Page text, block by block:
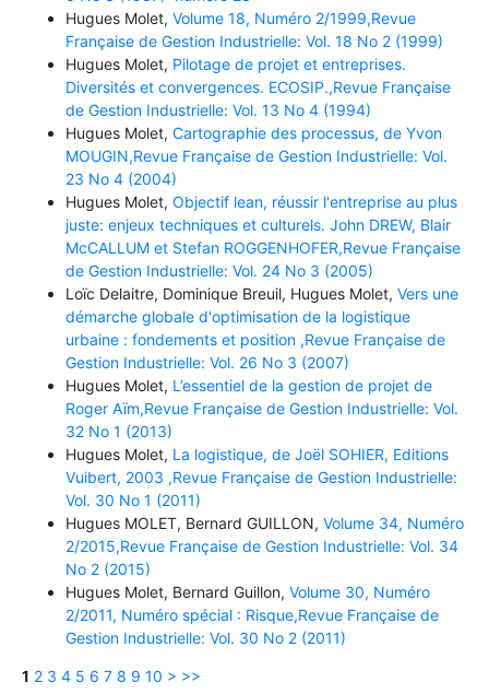
Hugues Molet, Volume 18, Numéro 2/1999,Revue
Française de Gestion Industrielle: Vol. 18 No 2 (1999)
Hugues Molet, Pilotage de projet et entreprises.
Diversités et convergences. ECOSIP.,Revue Française
de Gestion Industrielle: Vol. 13 No 4 (1994)
Hugues Molet, Cartographie des processus, de Yvon
MOUGIN,Revue Française de Gestion Industrielle: Vol.
23 No 4 (2004)
Hugues Molet, Objectif lean, réussir l'entreprise au plus
juste: enjeux techniques et culturels. John DREW, Blair
McCALLUM et Stefan ROGGENHOFER,Revue Française
de Gestion Industrielle: Vol. 24 No 3 (2005)
Loïc Delaitre, Dominique Breuil, Hugues Molet, Vers une
démarche globale d'optimisation de la logistique
urbaine : fondements et position ,Revue Française de
Gestion Industrielle: Vol. 26 No 3 (2007)
Hugues Molet, L’essentiel de la gestion de projet de
Roger Aïm,Revue Française de Gestion Industrielle: Vol.
32 No 1 (2013)
Hugues Molet, La logistique, de Joël SOHIER, Editions
Vuibert, 2003 ,Revue Française de Gestion Industrielle:
Vol. 30 No 1 (2011)
Hugues MOLET, Bernard GUILLON, Volume 34, Numéro
2/2015,Revue Française de Gestion Industrielle: Vol. 34
No 2 (2015)
Hugues Molet, Bernard Guillon, Volume 30, Numéro
2/2011, Numéro spécial : Risque,Revue Française de
Gestion Industrielle: Vol. 30 No 2 (2011)
1 2 3 4 5 6 7 8 9 10 > >>